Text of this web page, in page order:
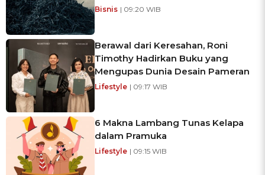
Bisnis | 09:20 WIB
Berawal dari Keresahan, Roni
Timothy Hadirkan Buku yang
Mengupas Dunia Desain Pameran
Lifestyle | 09:17 WIB
6 Makna Lambang Tunas Kelapa
dalam Pramuka
Lifestyle | 09:15 WIB